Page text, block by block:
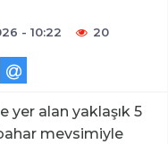
- 10:22 20
yer alan yaklaşık 5
mevsimiyle